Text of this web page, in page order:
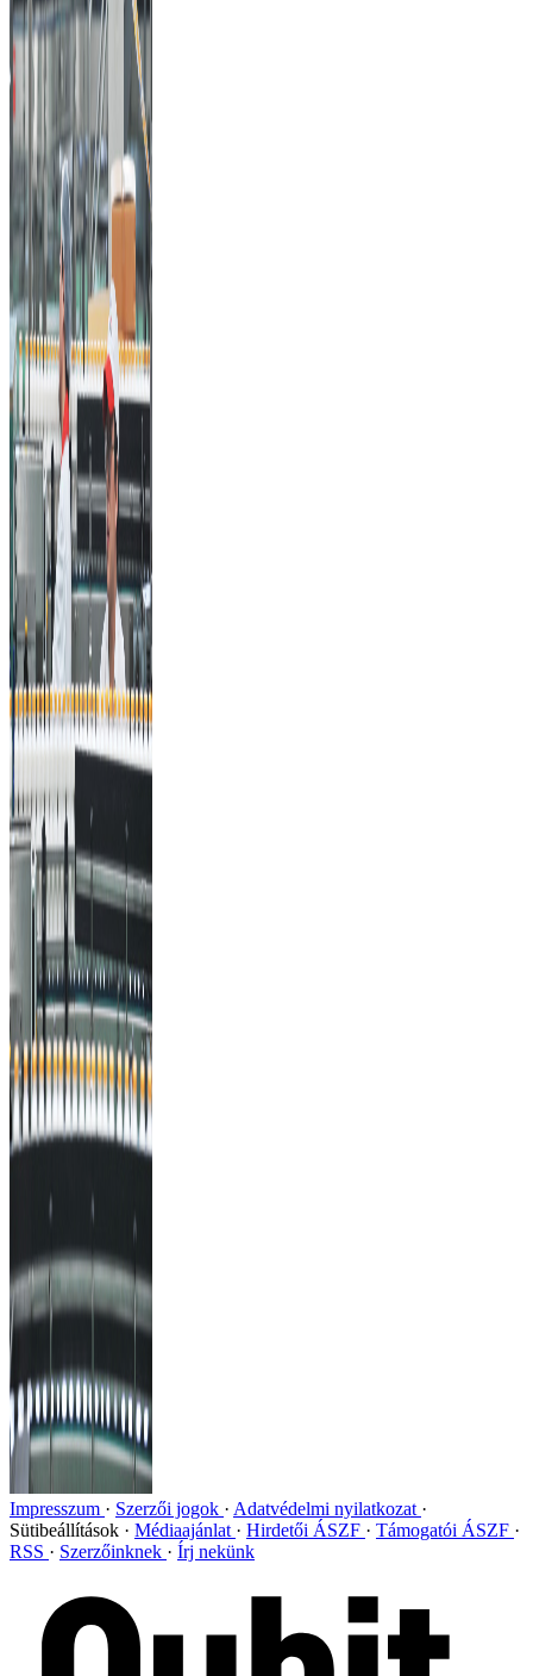
Impresszum Szerzői jogok
Adatvédelmi nyilatkozat
Sütibeállítások
Médiaajánlat Hirdetői ÁSZF
Támogatói ÁSZF
RSS
Szerzőinknek Írj nekünk